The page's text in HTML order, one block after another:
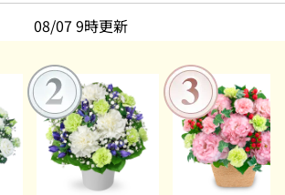
-ハナモア-◆もっと素直に、も
あなたらしい花贈り。
夏を代表する花をご予算から選べます◆
喜ばれるギフト
】誕生日プレゼントやお中元・暑中見舞
持ちしやすい花
08/07 9時更新